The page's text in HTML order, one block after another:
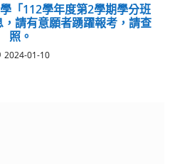
「112學年度第2學期學分班
請有意願者踴躍報考，請查
照。
2024-01-10